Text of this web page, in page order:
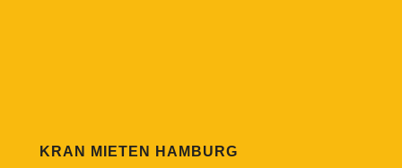
KRAN MIETEN HAMBURG